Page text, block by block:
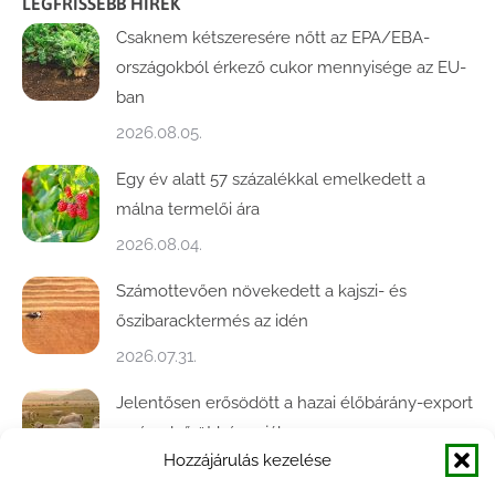
Hozzájárulás kezelése
Csaknem kétszeresére nőtt az EPA/EBA-
országokból érkező cukor mennyisége az EU-
ban
2026.08.05.
Egy év alatt 57 százalékkal emelkedett a
málna termelői ára
2026.08.04.
Számottevően növekedett a kajszi- és
őszibaracktermés az idén
2026.07.31.
Jelentősen erősödött a hazai élőbárány-export
az év első öt hónapjában
2026.07.28.